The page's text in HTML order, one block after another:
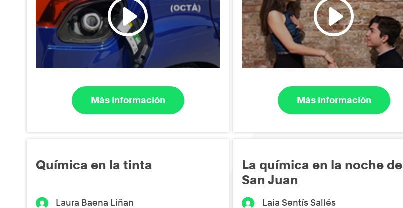
Más información Más información
Química en la tinta
Laura Baena Liñan
La química en la noche de
San Juan
Laia Sentís Sallés